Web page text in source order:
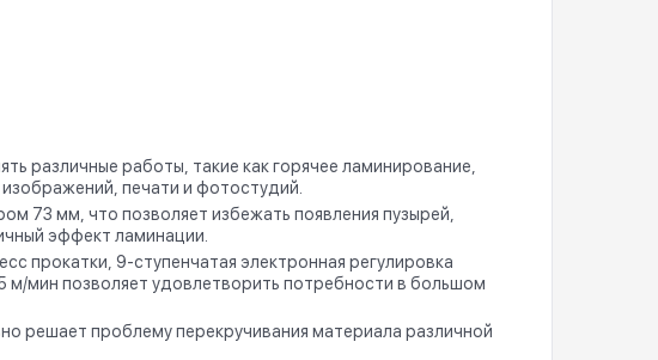
различные работы, такие как горячее ламинирование,
печати и фотостудий.
73 мм, что позволяет избежать появления пузырей,
эффект ламинации.
прокатки, 9-ступенчатая электронная регулировка
м/мин позволяет удовлетворить потребности в большом
решает проблему перекручивания материала различной